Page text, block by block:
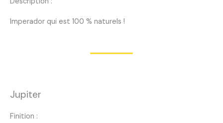
Imperador qui est 100 % naturels !
Jupiter
Finition :